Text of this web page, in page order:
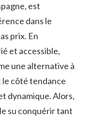
est
dans le
prix. En
et accessible,
une alternative à
le côté tendance
dynamique. Alors,
su conquérir tant